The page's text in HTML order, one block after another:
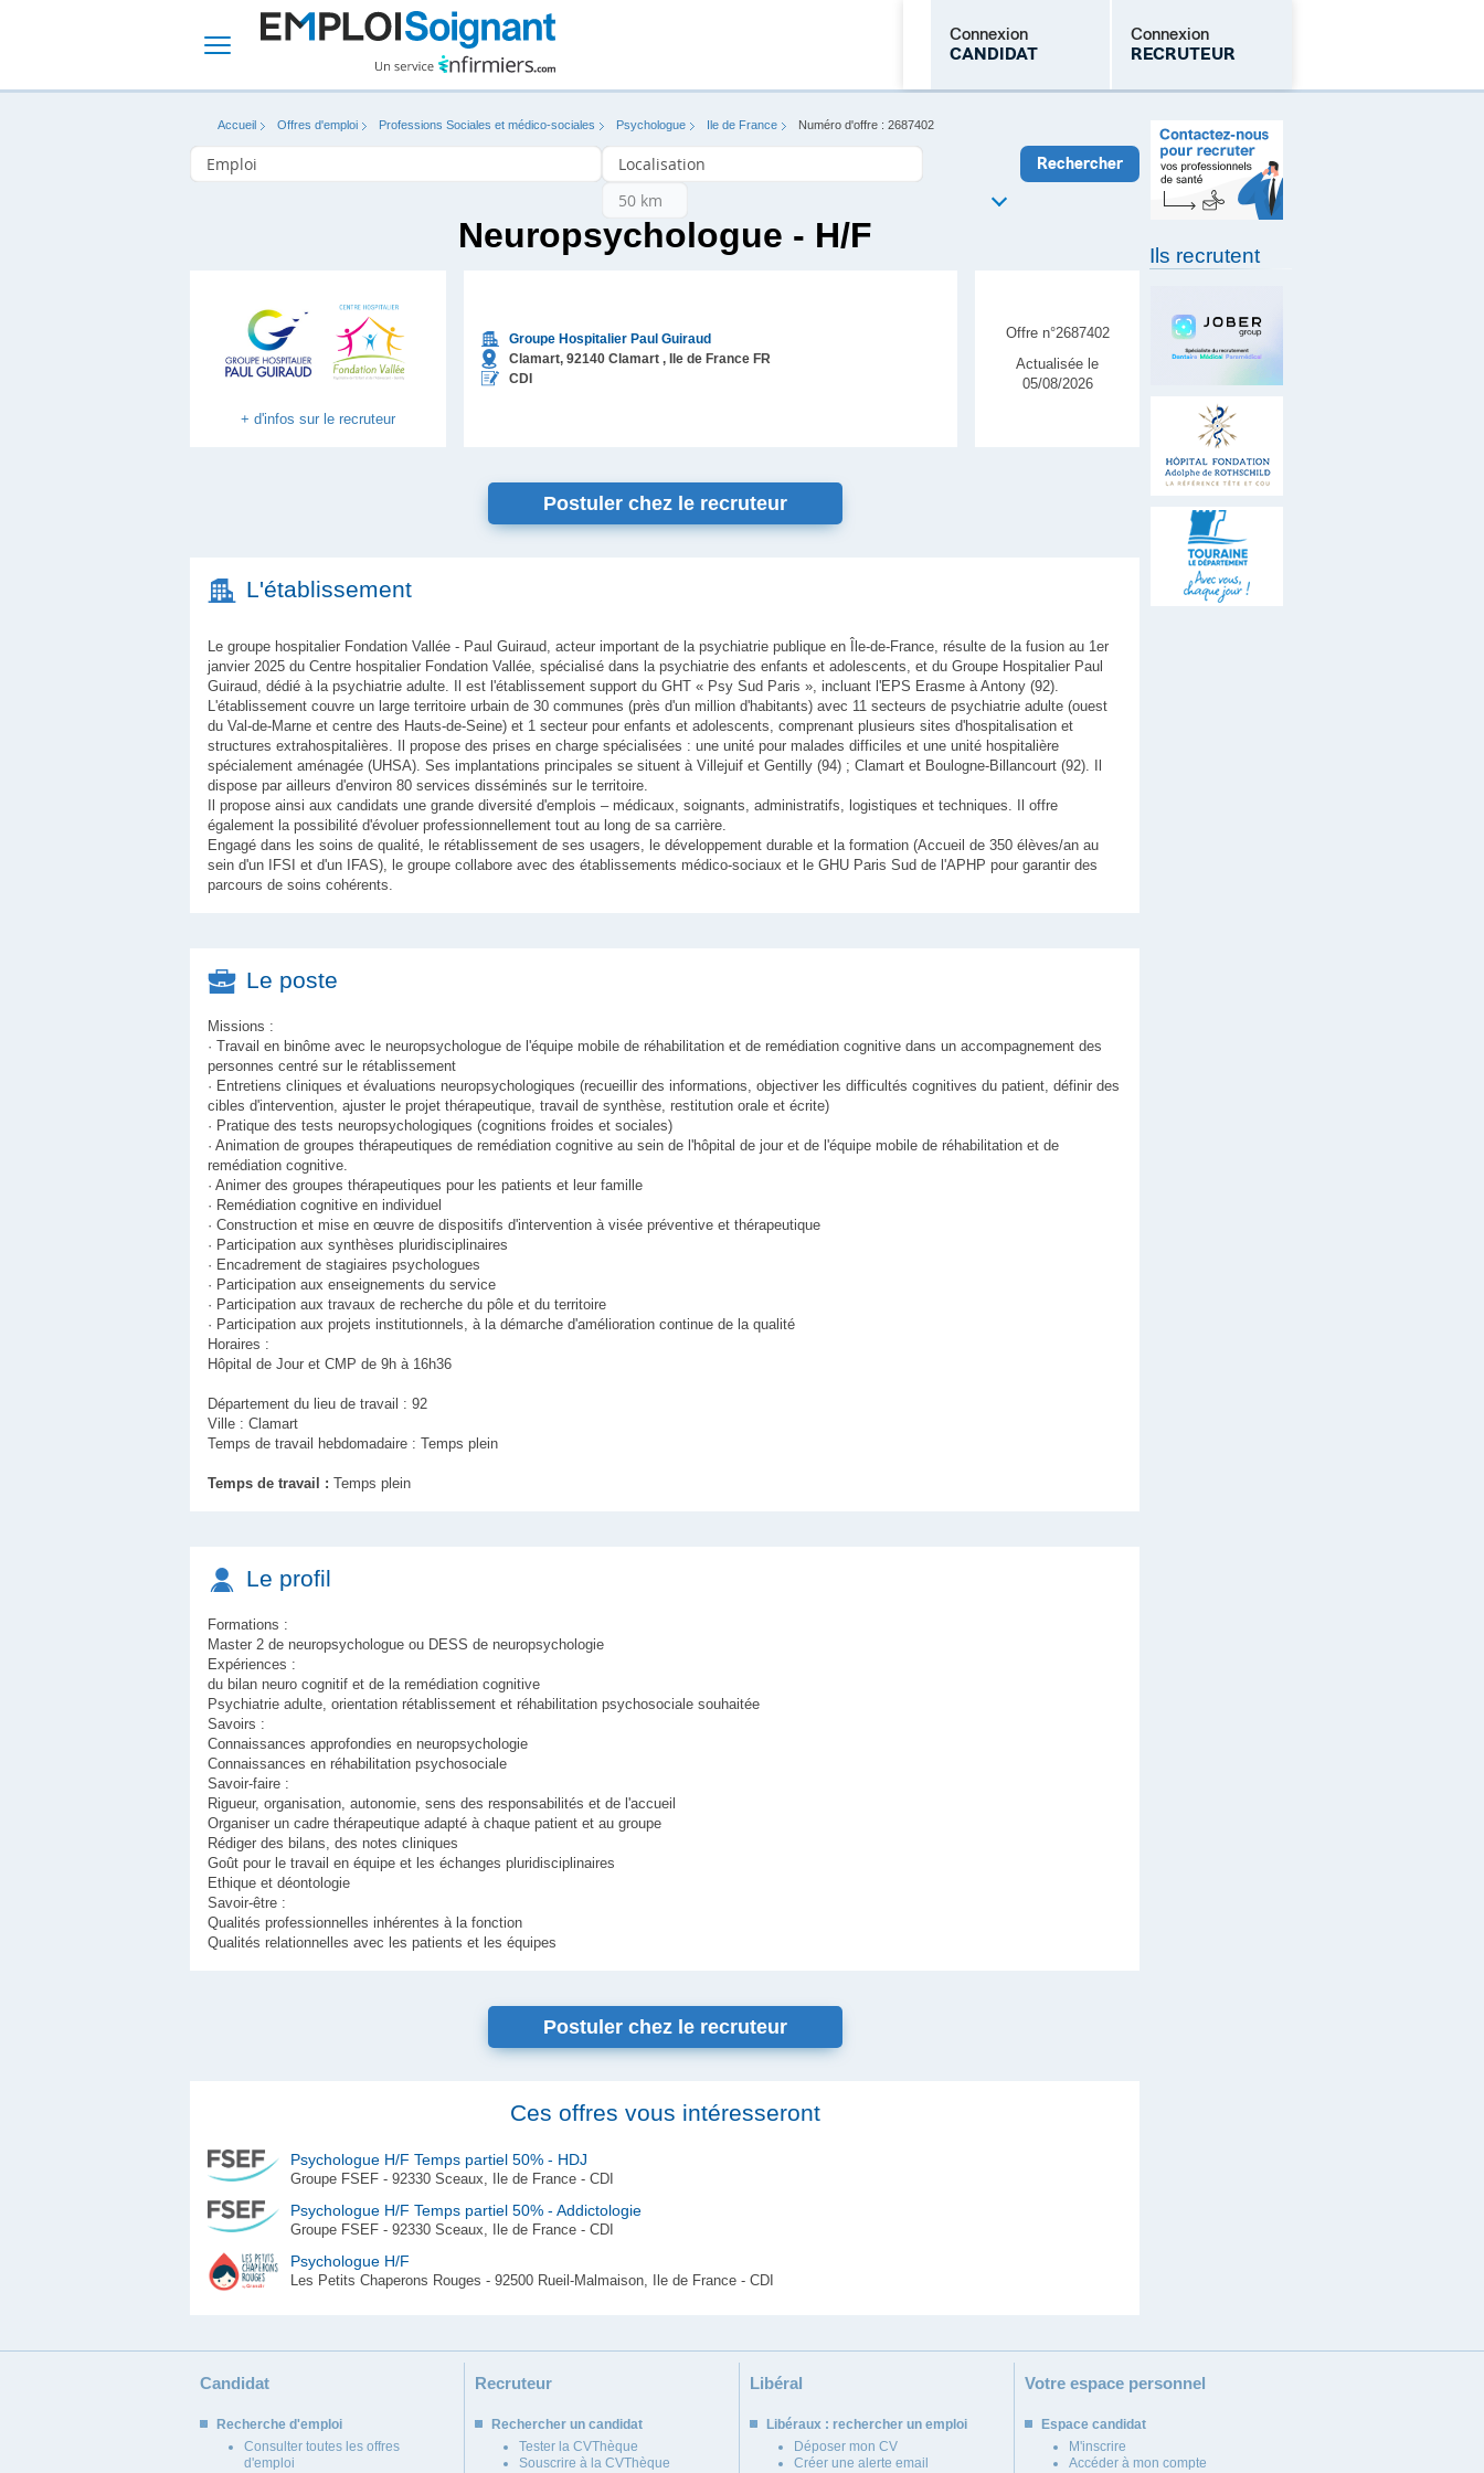
Connexion
CANDIDAT
Connexion
RECRUTEUR
Mot de passe oublié
Accueil Offres d'emploi Professions Sociales et médico-sociales Psychologue Ile de France Numéro d'offre : 2687402
Neuropsychologue - H/F
+ d'infos sur le recruteur
Groupe Hospitalier Paul Guiraud
Clamart, 92140 Clamart , Ile de France FR
CDI
Offre n°2687402
Actualisée le
05/08/2026
Postuler chez le recruteur
L'établissement
Le groupe hospitalier Fondation Vallée - Paul Guiraud, acteur important de la psychiatrie publique en Île-de-France, résulte de la fusion au 1er
janvier 2025 du Centre hospitalier Fondation Vallée, spécialisé dans la psychiatrie des enfants et adolescents, et du Groupe Hospitalier Paul
Guiraud, dédié à la psychiatrie adulte. Il est l'établissement support du GHT « Psy Sud Paris », incluant l'EPS Erasme à Antony (92).
L'établissement couvre un large territoire urbain de 30 communes (près d'un million d'habitants) avec 11 secteurs de psychiatrie adulte (ouest
du Val-de-Marne et centre des Hauts-de-Seine) et 1 secteur pour enfants et adolescents, comprenant plusieurs sites d'hospitalisation et
structures extrahospitalières. Il propose des prises en charge spécialisées : une unité pour malades difficiles et une unité hospitalière
spécialement aménagée (UHSA). Ses implantations principales se situent à Villejuif et Gentilly (94) ; Clamart et Boulogne-Billancourt (92). Il
dispose par ailleurs d'environ 80 services disséminés sur le territoire.
Il propose ainsi aux candidats une grande diversité d'emplois – médicaux, soignants, administratifs, logistiques et techniques. Il offre
également la possibilité d'évoluer professionnellement tout au long de sa carrière.
Engagé dans les soins de qualité, le rétablissement de ses usagers, le développement durable et la formation (Accueil de 350 élèves/an au
sein d'un IFSI et d'un IFAS), le groupe collabore avec des établissements médico-sociaux et le GHU Paris Sud de l'APHP pour garantir des
parcours de soins cohérents.
Le poste
Missions :
· Travail en binôme avec le neuropsychologue de l'équipe mobile de réhabilitation et de remédiation cognitive dans un accompagnement des
personnes centré sur le rétablissement
· Entretiens cliniques et évaluations neuropsychologiques (recueillir des informations, objectiver les difficultés cognitives du patient, définir des
cibles d'intervention, ajuster le projet thérapeutique, travail de synthèse, restitution orale et écrite)
· Pratique des tests neuropsychologiques (cognitions froides et sociales)
· Animation de groupes thérapeutiques de remédiation cognitive au sein de l'hôpital de jour et de l'équipe mobile de réhabilitation et de
remédiation cognitive.
· Animer des groupes thérapeutiques pour les patients et leur famille
· Remédiation cognitive en individuel
· Construction et mise en œuvre de dispositifs d'intervention à visée préventive et thérapeutique
· Participation aux synthèses pluridisciplinaires
· Encadrement de stagiaires psychologues
· Participation aux enseignements du service
· Participation aux travaux de recherche du pôle et du territoire
· Participation aux projets institutionnels, à la démarche d'amélioration continue de la qualité
Horaires :
Hôpital de Jour et CMP de 9h à 16h36
Département du lieu de travail : 92
Ville : Clamart
Temps de travail hebdomadaire : Temps plein
Temps de travail : Temps plein
Le profil
Formations :
Master 2 de neuropsychologue ou DESS de neuropsychologie
Expériences :
du bilan neuro cognitif et de la remédiation cognitive
Psychiatrie adulte, orientation rétablissement et réhabilitation psychosociale souhaitée
Savoirs :
Connaissances approfondies en neuropsychologie
Connaissances en réhabilitation psychosociale
Savoir-faire :
Rigueur, organisation, autonomie, sens des responsabilités et de l'accueil
Organiser un cadre thérapeutique adapté à chaque patient et au groupe
Rédiger des bilans, des notes cliniques
Goût pour le travail en équipe et les échanges pluridisciplinaires
Ethique et déontologie
Savoir-être :
Qualités professionnelles inhérentes à la fonction
Qualités relationnelles avec les patients et les équipes
Postuler chez le recruteur
Ces offres vous intéresseront
Psychologue H/F Temps partiel 50% - HDJ
Groupe FSEF - 92330 Sceaux, Ile de France - CDI
Psychologue H/F Temps partiel 50% - Addictologie
Groupe FSEF - 92330 Sceaux, Ile de France - CDI
Psychologue H/F
Les Petits Chaperons Rouges - 92500 Rueil-Malmaison, Ile de France - CDI
Ils recrutent
Candidat
Recherche d'emploi
Consulter toutes les offres
d'emploi
Recruteur
Rechercher un candidat
Tester la CVThèque
Souscrire à la CVThèque
Libéral
Libéraux : rechercher un emploi
Déposer mon CV
Créer une alerte email
Votre espace personnel
Espace candidat
M'inscrire
Accéder à mon compte